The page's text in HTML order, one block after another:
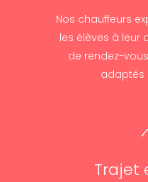
Nos chauffeurs
les élèves à leur
de rendez-
adaptés
Trajet